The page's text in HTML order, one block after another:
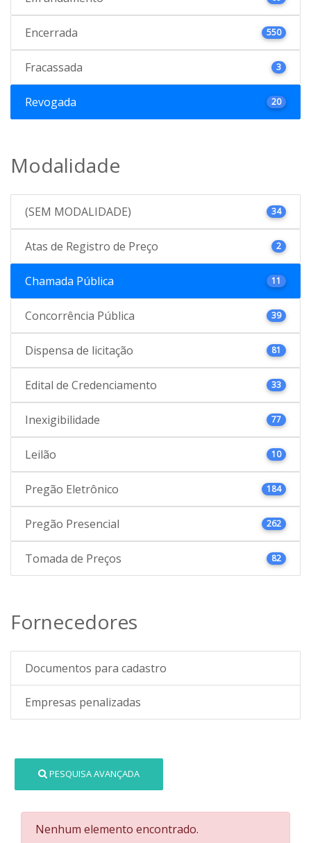
Encerrada 550
Fracassada 3
Revogada 20
Modalidade
(SEM MODALIDADE) 34
Atas de Registro de Preço 2
Chamada Pública 11
Concorrência Pública 39
Dispensa de licitação 81
Edital de Credenciamento 33
Inexigibilidade 77
Leilão 10
Pregão Eletrônico 184
Pregão Presencial 262
Tomada de Preços 82
Fornecedores
Documentos para cadastro
Empresas penalizadas
PESQUISA AVANÇADA
Nenhum elemento encontrado.